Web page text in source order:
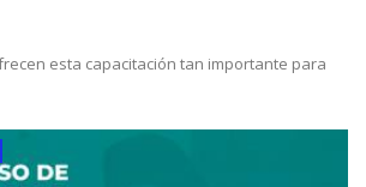
esta capacitación tan importante para